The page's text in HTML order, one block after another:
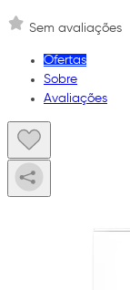
Sem avaliações
Ofertas
Sobre
Avaliações